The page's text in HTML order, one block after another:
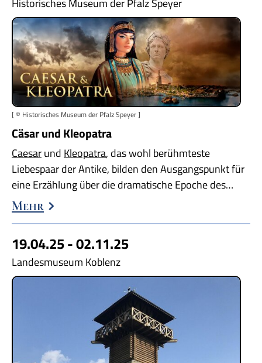
Historisches Museum der Pfalz Speyer
[ © Historisches Museum der Pfalz Speyer ]
Cäsar und Kleopatra
Caesarund Kleopatra, das wohl berühmteste
Liebespaar der Antike, bilden den Ausgangspunkt für
eine Erzählung über die dramatische Epoche des…
Mehr
19.04.25 - 02.11.25
Landesmuseum Koblenz